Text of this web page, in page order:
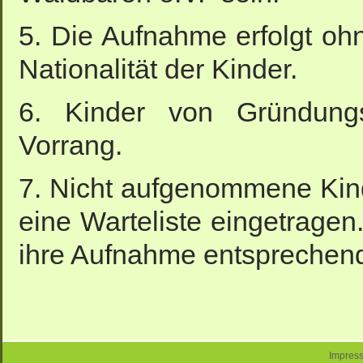
5. Die Aufnahme erfolgt
Nationalität der Kinder.
6. Kinder von
Vorrang.
7. Nicht aufgenommene
eine Warteliste
ihre Aufnahme